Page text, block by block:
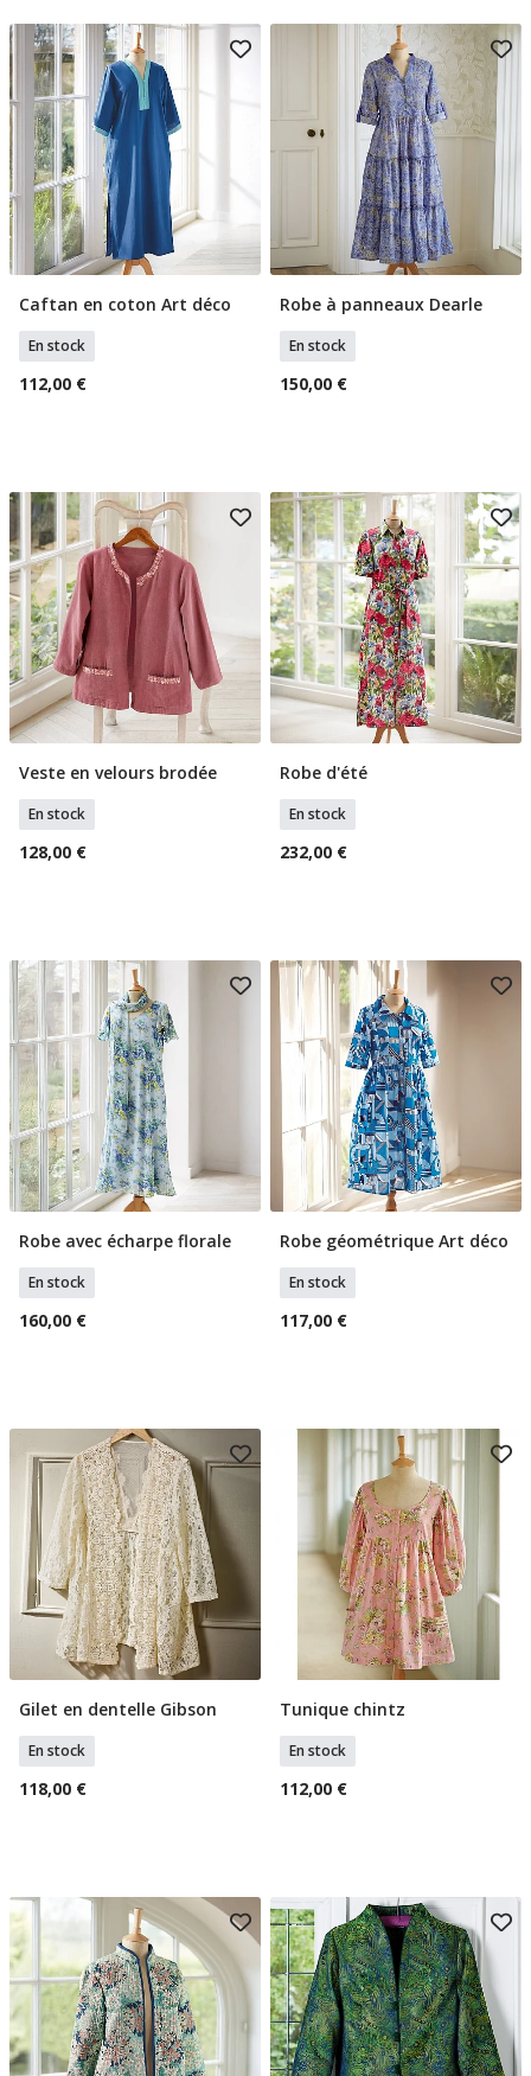
Sélectionner Tailles
Caftan en coton Art déco
En stock
112,00 €
Sélectionner Tailles
Robe à panneaux Dearle
En stock
150,00 €
Sélectionner Tailles
Veste en velours brodée
En stock
128,00 €
Sélectionner Tailles
Robe d'été
En stock
232,00 €
Sélectionner Tailles
Robe avec écharpe florale
En stock
160,00 €
Sélectionner Tailles
Robe géométrique Art déco
En stock
117,00 €
Sélectionner Tailles
Gilet en dentelle Gibson
En stock
118,00 €
Sélectionner Taille
Tunique chintz
En stock
112,00 €